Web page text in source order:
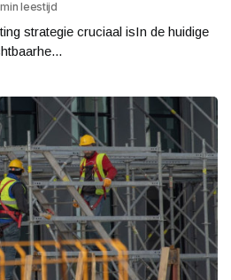
leestijd
strategie cruciaal isIn de huidige